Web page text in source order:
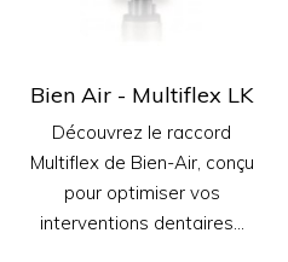
Bien Air - Multiflex LK
Découvrez le raccord
Multiflex de Bien-Air, conçu
pour optimiser vos
interventions dentaires...